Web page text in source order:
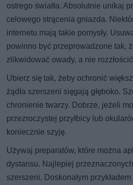
ostrego światła. Absolutnie unikaj
celowego strącenia gniazda.
internetu mają takie pomysły.
powinno być przeprowadzone tak,
zlikwidować owady, a nie
Ubierz się tak, żeby ochronić
żądła szerszeni sięgają głęboko.
chronienie twarzy. Dobrze, jeżeli
przezroczystej przyłbicy lub
koniecznie szyję.
Używaj preparatów, które można
dystansu. Najlepiej
szerszeni. Doskonałym